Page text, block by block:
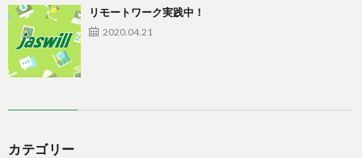
リモートワーク実践中！
2020.04.21
カテゴリー